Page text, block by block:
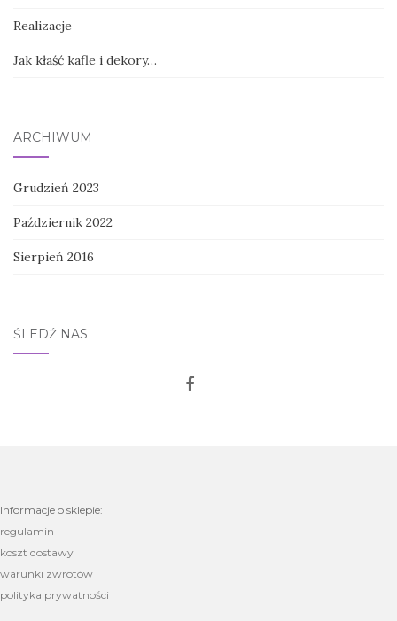
Realizacje
Jak kłaść kafle i dekory…
ARCHIWUM
Grudzień 2023
Październik 2022
Sierpień 2016
ŚLEDŹ NAS
Informacje o sklepie:
regulamin
koszt dostawy
warunki zwrotów
polityka prywatności